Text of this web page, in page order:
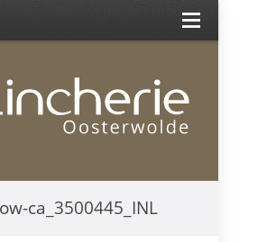
ca_3500445_INL